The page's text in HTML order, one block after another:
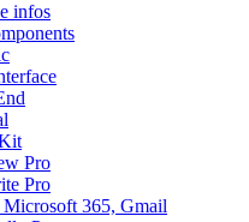
infos
Pro
Pro
365, Gmail